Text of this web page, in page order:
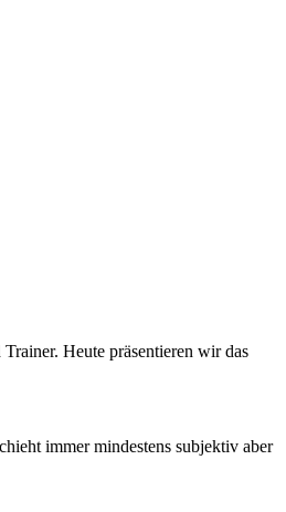
Heute präsentieren wir das
immer mindestens subjektiv aber